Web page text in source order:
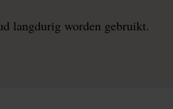
langdurig worden gebruikt.